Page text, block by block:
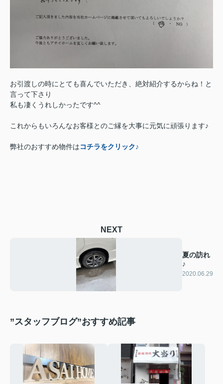
お引渡しの時にとても喜んでいただき、絶対紹介するからね！と
言って下さり
私も凄くうれしかったです^^
これからもいろんなお客様とのご縁を大事に元気に頑張ります♪
弊社のおすすめ物件はコチラをクリック♪
NEXT
夏の訪れ
♪
2020.06.29
”スタッフブログ”おすすめ記事